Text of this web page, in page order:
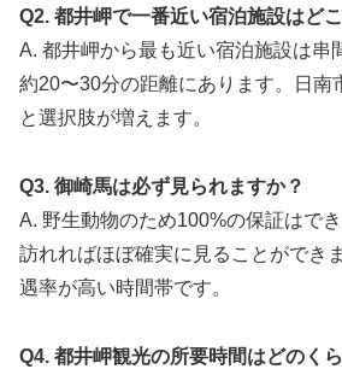
Q2. 都井岬で一番近い宿泊施設はど
A. 都井岬から最も近い宿泊施設は串
約20〜30分の距離にあります。日南
と選択肢が増えます。
Q3. 御崎馬は必ず見られますか？
A. 野生動物のため100%の保証はで
訪れればほぼ確実に見ることができ
遇率が高い時間帯です。
Q4. 都井岬観光の所要時間はどのく